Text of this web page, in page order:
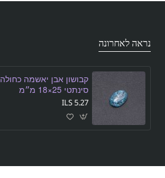
נראה לאחרונה
קבושון אבן יאשמה כחולה
סינתטי 25×18 מ״מ
5.27 ILS